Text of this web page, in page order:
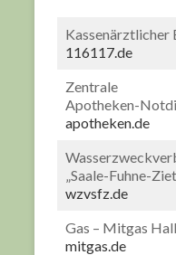
116117.de
Zentrale
Apotheken-
apotheken.de
„Saale-Fuhne-
wzvsfz.de
Gas – Mitgas
mitgas.de
250.